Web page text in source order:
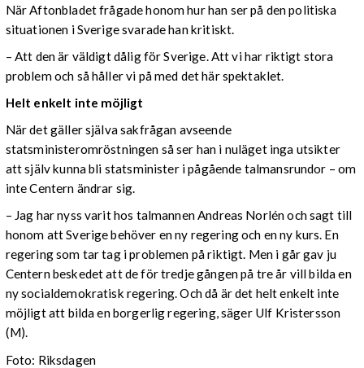
När Aftonbladet frågade honom hur han ser på den politiska
situationen i Sverige svarade han kritiskt.
– Att den är väldigt dålig för Sverige. Att vi har riktigt stora
problem och så håller vi på med det här spektaklet.
Helt enkelt inte möjligt
När det gäller själva sakfrågan avseende
statsministeromröstningen så ser han i nuläget inga utsikter
att själv kunna bli statsminister i pågående talmansrundor – om
inte Centern ändrar sig.
– Jag har nyss varit hos talmannen Andreas Norlén och sagt till
honom att Sverige behöver en ny regering och en ny kurs. En
regering som tar tag i problemen på riktigt. Men i går gav ju
Centern beskedet att de för tredje gången på tre år vill bilda en
ny socialdemokratisk regering. Och då är det helt enkelt inte
möjligt att bilda en borgerlig regering, säger Ulf Kristersson
(M).
Foto: Riksdagen